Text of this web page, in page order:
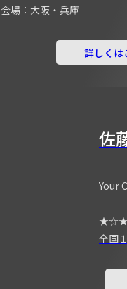
会場：大阪・兵庫
詳しくは
佐
Your
★☆★
全国